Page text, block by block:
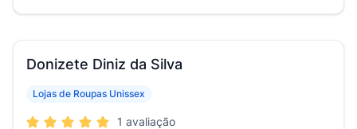
Donizete Diniz da Silva
Lojas de Roupas Unissex
1 avaliação